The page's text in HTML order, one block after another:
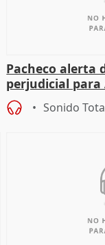
Pacheco alerta
perjudicial para
agricultura hay
Sonido